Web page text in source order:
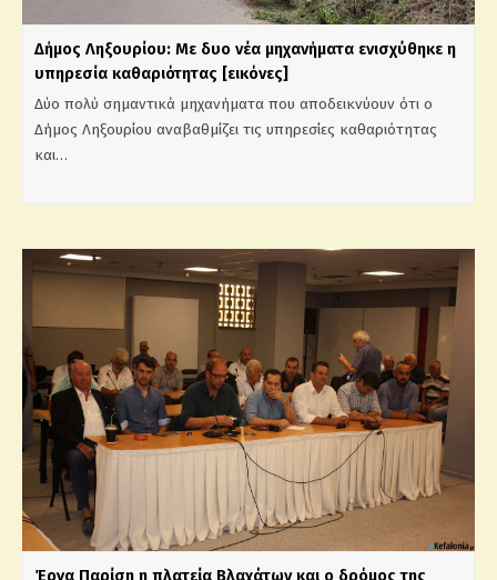
Δήμος Ληξουρίου: Με δυο νέα μηχανήματα ενισχύθηκε η
υπηρεσία καθαριότητας [εικόνες]
Δύο πολύ σημαντικά μηχανήματα που αποδεικνύουν ότι ο
Δήμος Ληξουρίου αναβαθμίζει τις υπηρεσίες καθαριότητας
και…
Έργα Παρίση η πλατεία Βλαχάτων και ο δρόμος της